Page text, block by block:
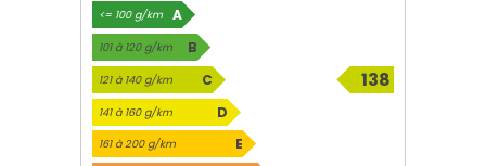
<= 100 g/km A
101 à 120 g/km B
121 à 140 g/km C
138
141 à 160 g/km D
161 à 200 g/km E